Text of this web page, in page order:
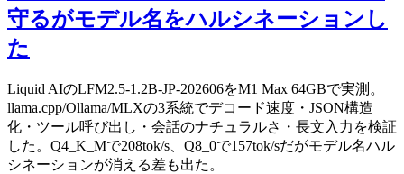
守るがモデル名をハルシネーションし
た
Liquid AIのLFM2.5-1.2B-JP-202606をM1 Max 64GBで実測。
llama.cpp/Ollama/MLXの3系統でデコード速度・JSON構造
化・ツール呼び出し・会話のナチュラルさ・長文入力を検証
した。Q4_K_Mで208tok/s、Q8_0で157tok/sだがモデル名ハル
シネーションが消える差も出た。